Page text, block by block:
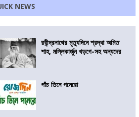
NEWS
রবীন্দ্রনাথের মৃত্যুদিনে শ্রদ্ধা অমিত
শাহ, মল্লিকার্জুন খড়গে-সহ অন্যদের
পাঁচ তিনে পনেরো